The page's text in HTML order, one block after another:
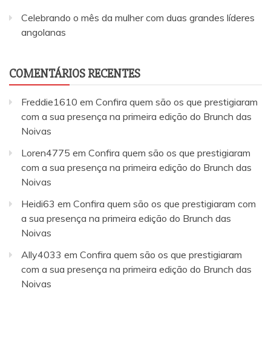
Celebrando o mês da mulher com duas grandes líderes
angolanas
COMENTÁRIOS RECENTES
Freddie1610 em Confira quem são os que prestigiaram
com a sua presença na primeira edição do Brunch das
Noivas
Loren4775 em Confira quem são os que prestigiaram
com a sua presença na primeira edição do Brunch das
Noivas
Heidi63 em Confira quem são os que prestigiaram com
a sua presença na primeira edição do Brunch das
Noivas
Ally4033 em Confira quem são os que prestigiaram
com a sua presença na primeira edição do Brunch das
Noivas